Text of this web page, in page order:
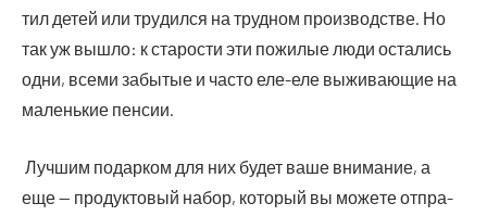
тил детей или тру­дил­ся на труд­ном про­из­вод­стве. Но
так уж вышло: к ста­ро­сти эти пожи­лые люди оста­лись
одни, все­ми забы­тые и часто еле-еле выжи­ва­ю­щие на
малень­кие пенсии.
Луч­шим подар­ком для них будет ваше вни­ма­ние, а
еще — про­дук­то­вый набор, кото­рый вы може­те отпра­